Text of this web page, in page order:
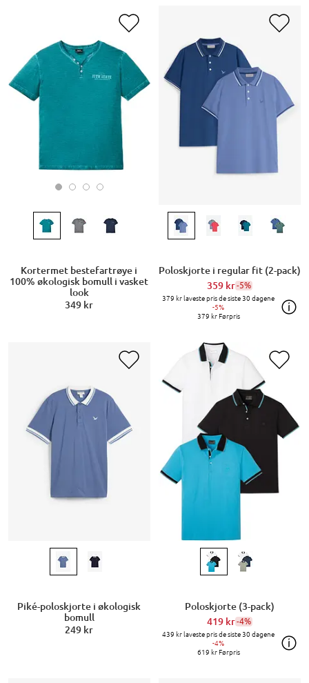
Kortermet bestefartrøye i
100% økologisk bomull i vasket
look
349 kr
Poloskjorte i regular fit (2-pack)
359 kr-5%
379 krlaveste pris de siste 30 dagene
-5%
379 krFørpris
Piké-poloskjorte i økologisk
bomull
249 kr
Poloskjorte (3-pack)
419 kr-4%
439 kr laveste pris de siste 30 dagene
-4%
619 krFørpris